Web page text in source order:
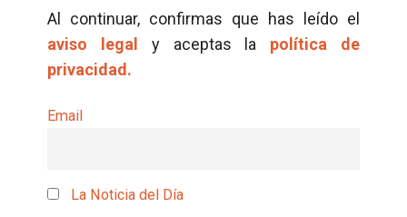
Al continuar, confirmas que has leído el
aviso legal
y aceptas la política de
privacidad.
Email
La Noticia del Día